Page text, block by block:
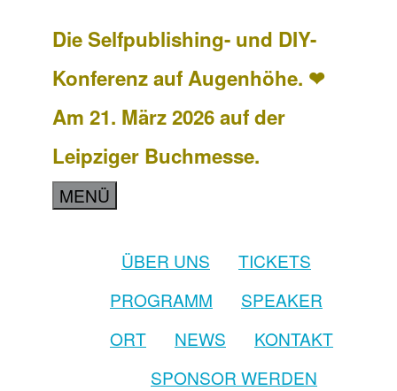
Die Selfpublishing- und DIY-
Konferenz auf Augenhöhe. ❤
Am 21. März 2026 auf der
Leipziger Buchmesse.
MENÜ
ÜBER UNS
TICKETS
PROGRAMM
SPEAKER
ORT
NEWS
KONTAKT
SPONSOR WERDEN